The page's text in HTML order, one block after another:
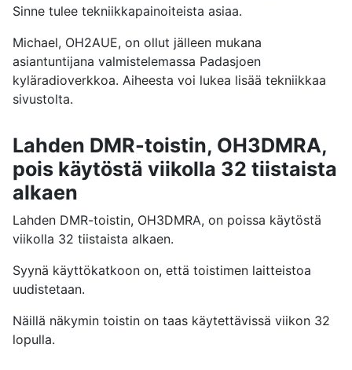
Sinne tulee tekniikkapainoiteista asiaa.
Michael, OH2AUE, on ollut jälleen mukana
asiantuntijana valmistelemassa Padasjoen
kyläradioverkkoa. Aiheesta voi lukea lisää tekniikkaa
sivustolta.
Lahden DMR-toistin, OH3DMRA,
pois käytöstä viikolla 32 tiistaista
alkaen
Lahden DMR-toistin, OH3DMRA, on poissa käytöstä
viikolla 32 tiistaista alkaen.
Syynä käyttökatkoon on, että toistimen laitteistoa
uudistetaan.
Näillä näkymin toistin on taas käytettävissä viikon 32
lopulla.